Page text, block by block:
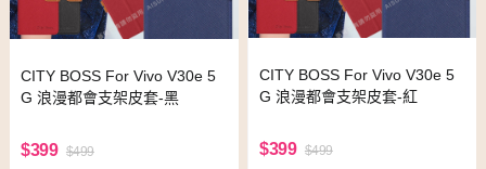
CITY BOSS For Vivo V30e 5
G 浪漫都會支架皮套-黑
$399 $499
CITY BOSS For Vivo V30e 5
G 浪漫都會支架皮套-紅
$399 $499